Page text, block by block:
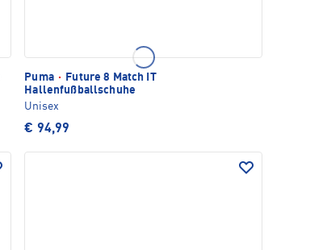
Puma ·
Future 8 Match IT
Hallenfußballschuhe
Unisex
€ 94,99